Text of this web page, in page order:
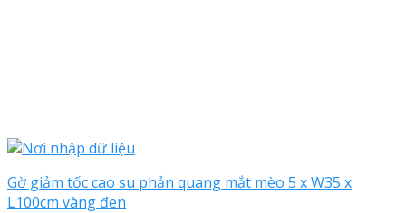
Gờ giảm tốc cao su phản quang mắt mèo 5 x W35 x
L100cm vàng đen